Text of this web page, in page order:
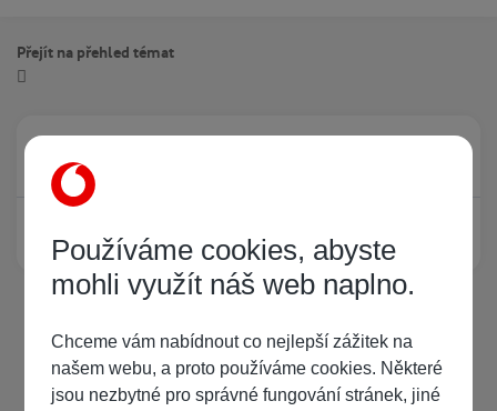
Přejít na přehled témat
Právě prohlíží tuto stránku
Žádný registrovaný uživatel si neprohlíží tuto stránku
Používáme cookies, abyste
mohli využít náš web naplno.
Chceme vám nabídnout co nejlepší zážitek na
našem webu, a proto používáme cookies. Některé
jsou nezbytné pro správné fungování stránek, jiné